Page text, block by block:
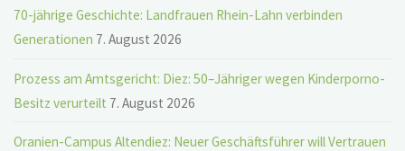
70-jährige Geschichte: Landfrauen Rhein-Lahn verbinden
Generationen 7. August 2026
Prozess am Amtsgericht: Diez: 50–Jähriger wegen Kinderporno-
Besitz verurteilt 7. August 2026
Oranien-Campus Altendiez: Neuer Geschäftsführer will Vertrauen